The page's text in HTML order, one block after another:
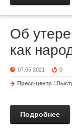
Об
как
07.05.2021 0
Пресс-центр /
Подробнее